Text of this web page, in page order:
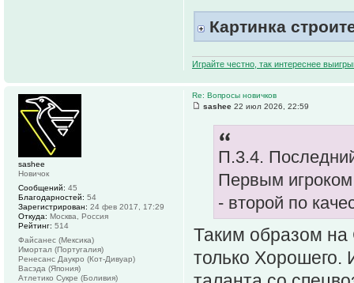
Картинка
Играйте честно, так интереснее
Re: Вопросы новичков
sashee 22 июл 2026, 22:59
П.3.4.
Первым игроком
- второй по
Таким образом на
только Хорошего.
sashee
Новичок
Сообщений: 45
Благодарностей: 54
Зарегистрирован: 24 фев 2017, 17:29
Откуда: Москва, Россия
Рейтинг: 514
Файсанес (Мексика)
Имортал (Португалия)
Ренесанс Даукро (Кот-Дивуар)
Васэда (Япония)
Атлетико Сукре (Боливия)